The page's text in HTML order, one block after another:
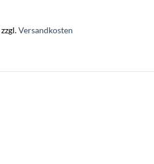
zzgl.Versandkosten